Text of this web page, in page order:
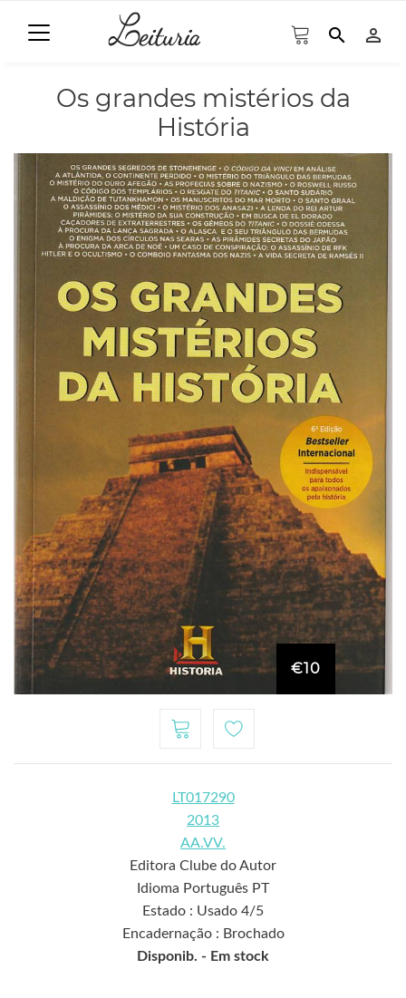
search person_outline
Os grandes mistérios da
História
€10
LT017290
2013
AA.VV.
Editora Clube do Autor
Idioma Português PT
Estado : Usado 4/5
Encadernação : Brochado
Disponib. - Em stock